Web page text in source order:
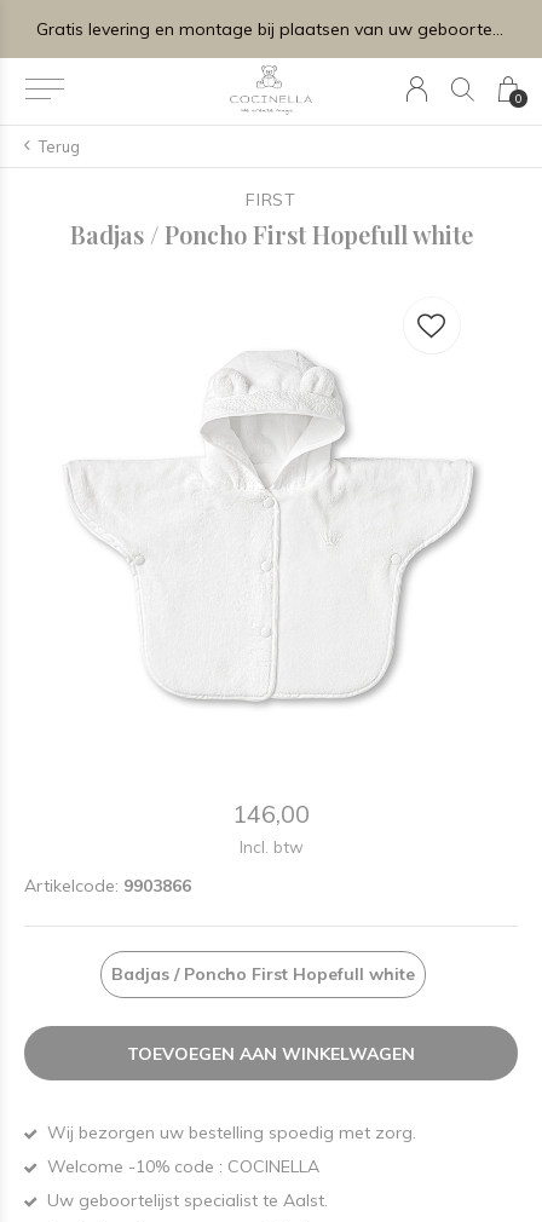
0
Gratis levering en montage bij plaatsen van uw geboortelijstje.
Terug
FIRST
Badjas / Poncho First Hopefull white
146,00
Incl. btw
Artikelcode: 9903866
Badjas / Poncho First Hopefull white
TOEVOEGEN AAN WINKELWAGEN
Wij bezorgen uw bestelling spoedig met zorg.
Welcome -10% code : COCINELLA
Uw geboortelijst specialist te Aalst.